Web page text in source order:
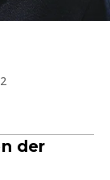
der